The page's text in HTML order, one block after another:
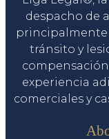
despacho de
principalmente
tránsito y
experiencia
comerciales y